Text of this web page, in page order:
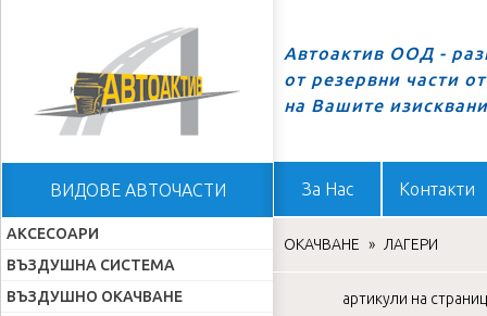
Начало
ВИДОВЕ АВТОЧАСТИ
Автоактив ООД -
от резервни части
на Вашите
За Нас Контакти
АКСЕСОАРИ
ВЪЗДУШНА СИСТЕМА
ВЪЗДУШНО ОКАЧВАНЕ
ОКАЧВАНЕ » ЛАГЕРИ
артикули на